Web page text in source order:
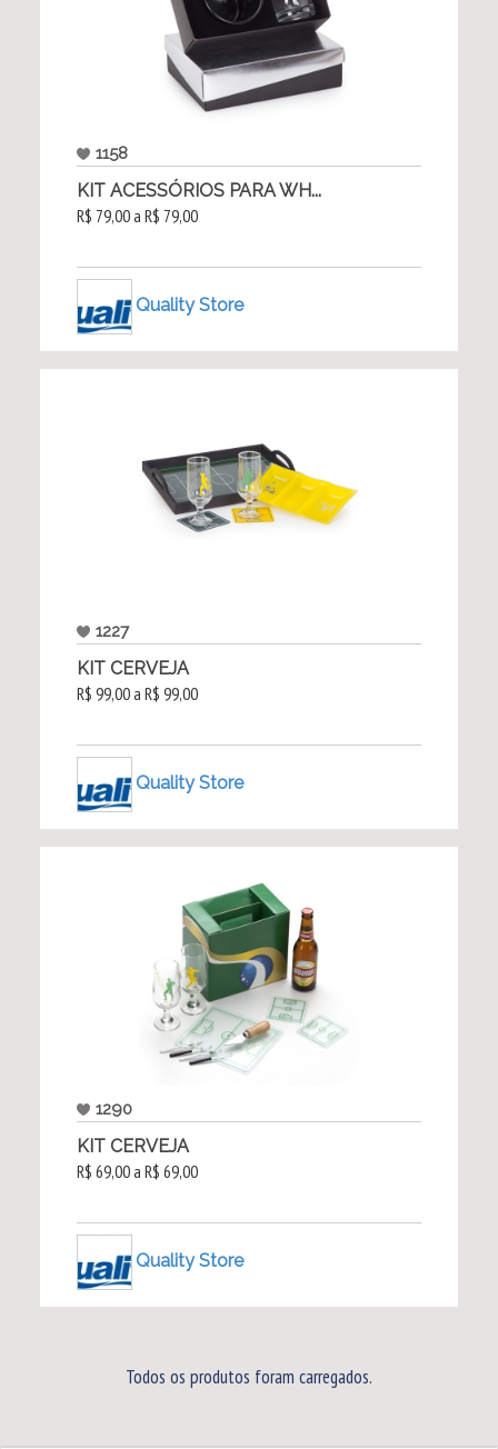
1158
KIT ACESSÓRIOS PARA WH...
R$ 79,00 a R$ 79,00
Quality Store
1227
KIT CERVEJA
R$ 99,00 a R$ 99,00
Quality Store
1290
KIT CERVEJA
R$ 69,00 a R$ 69,00
Quality Store
Todos os produtos foram carregados.